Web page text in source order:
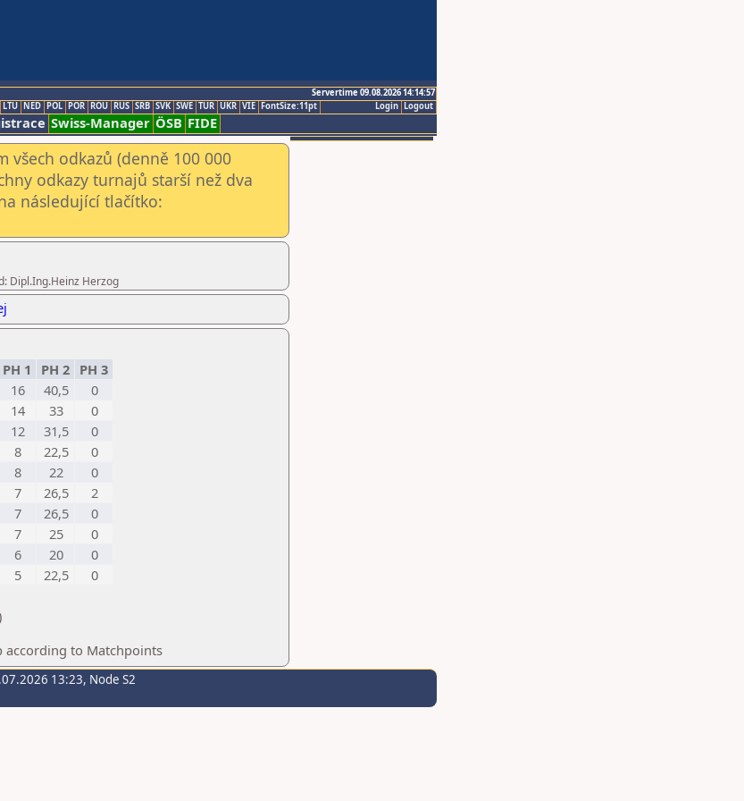
Servertime 09.08.2026 14:14:57
Logout
Login
LTU NED POL POR ROU RUS SRB SVK SWE TUR UKR VIE FontSize:11pt
Swiss-Manager ÖSB FIDE
všech odkazů (denně 100 000
odkazy turnajů starší než dva
následující tlačítko:
Dipl.Ing.Heinz Herzog
PH 1 PH 2 PH 3
16 40,5
0
14 33
0
12 31,5
0
8 22,5
0
8 22
0
7 26,5
2
7 26,5
0
7 25
0
6 20
0
5 22,5
0
according to Matchpoints
13:23, Node S2